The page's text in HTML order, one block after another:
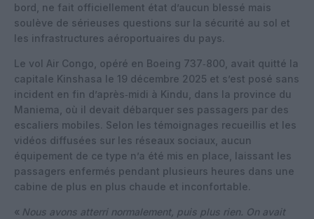
bord, ne fait officiellement état d’aucun blessé mais
soulève de sérieuses questions sur la sécurité au sol et
les infrastructures aéroportuaires du pays.
Le vol Air Congo, opéré en Boeing 737‑800, avait quitté la
capitale Kinshasa le 19 décembre 2025 et s’est posé sans
incident en fin d’après‑midi à Kindu, dans la province du
Maniema, où il devait débarquer ses passagers par des
escaliers mobiles. Selon les témoignages recueillis et les
vidéos diffusées sur les réseaux sociaux, aucun
équipement de ce type n’a été mis en place, laissant les
passagers enfermés pendant plusieurs heures dans une
cabine de plus en plus chaude et inconfortable.
« Nous avons atterri normalement, puis plus rien. On avait